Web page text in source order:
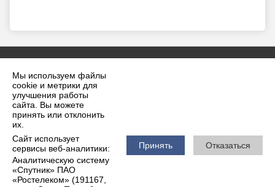
Мы используем файлы
cookie и метрики для
улучшения работы
сайта. Вы можете
принять или отклонить
их.
Сайт использует
сервисы веб-аналитики:
Аналитическую систему
«Спутник» ПАО
«Ростелеком» (191167,
Принять Отказаться
2026 г. krilovskaya.ru
Вход
Карта сайта
Политика обработки персональных данных
Сделано на KubCMS
Разработка и поддержка